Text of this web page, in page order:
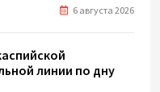
6 августа 2026
линии по дну